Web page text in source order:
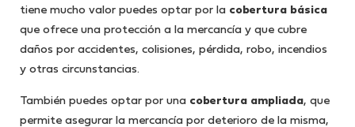
tiene mucho valor puedes optar por la cobertura básica
que ofrece una protección a la mercancía y que cubre
daños por accidentes, colisiones, pérdida, robo, incendios
y otras circunstancias.
También puedes optar por una cobertura ampliada, que
permite asegurar la mercancía por deterioro de la misma,